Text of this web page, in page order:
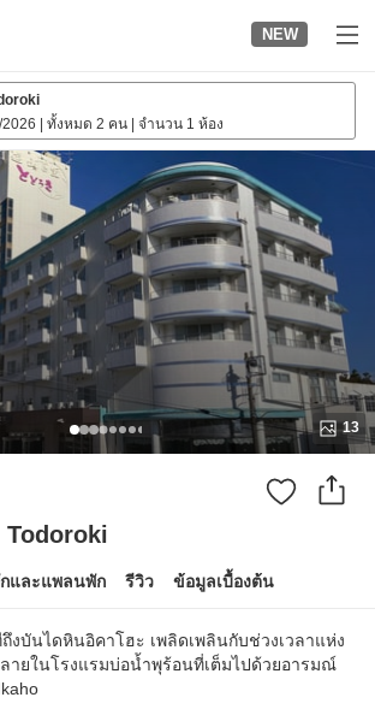
NEW
ทั้งหมด 2 คน จำนวน 1 ห้อง
13
Todoroki
และแพลนพัก รีวิว ข้อมูลเบื้องต้น
งบันไดหินอิคาโฮะ เพลิดเพลินกับช่วงเวลาแห่ง
ายในโรงแรมบ่อน้ำพุร้อนที่เต็มไปด้วยอารมณ์